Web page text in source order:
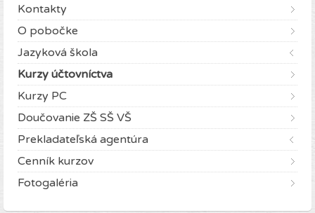
Kontakty
O pobočke
Jazyková škola
Kurzy účtovníctva
Kurzy PC
Doučovanie ZŠ SŠ VŠ
Prekladateľská agentúra
Cenník kurzov
Fotogaléria